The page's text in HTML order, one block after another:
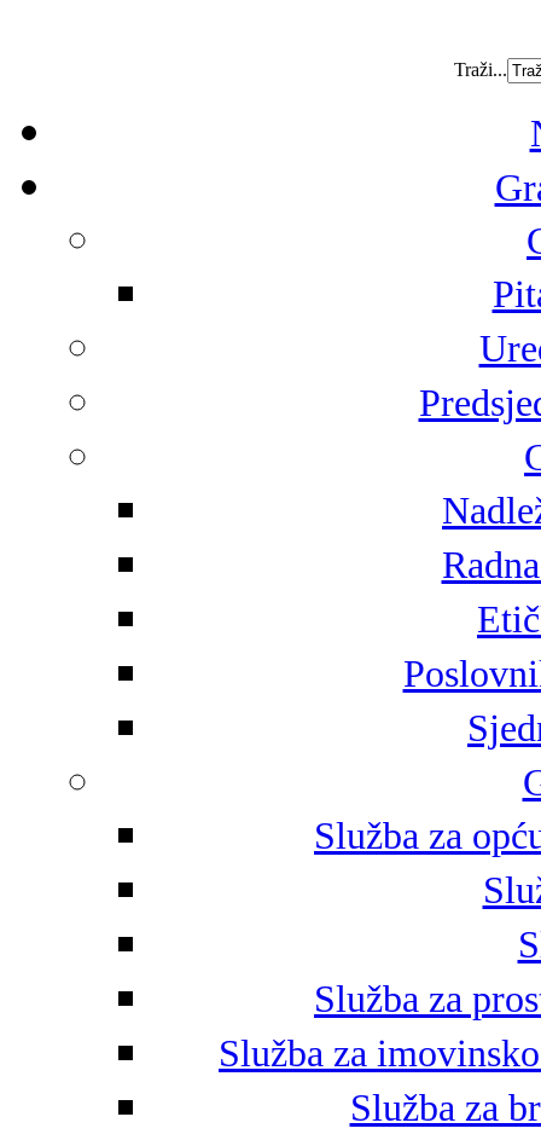
Traži...
Služba za
Služba za
Služba za
Služba za